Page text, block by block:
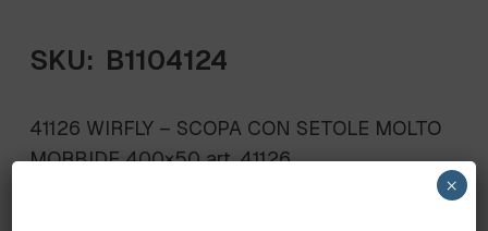
SKU: B1104124
41126 WIRFLY – SCOPA CON SETOLE MOLTO
MORBIDE 400×50 art. 41126
×